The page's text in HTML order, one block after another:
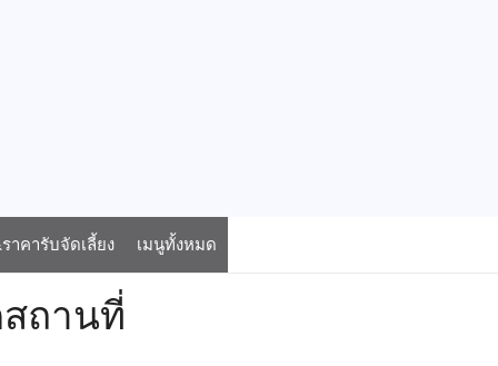
าคารับจัดเลี้ยง เมนูทั้งหมด
ถานที่